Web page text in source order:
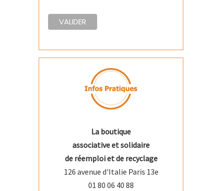
La boutique
associative et solidaire
de réemploi et de recyclage
126 avenue d'Italie Paris 13e
01 80 06 40 88